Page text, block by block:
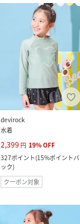
devirock
水着
2,399 円 19%OFF
327ポイント(15%ポイントバ
ック)
クーポン対象